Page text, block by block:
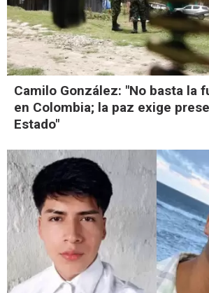
Camilo González: "No basta la
en Colombia; la paz exige
Estado"